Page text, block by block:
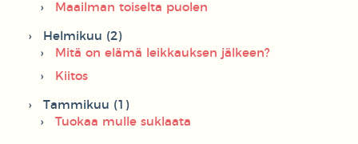
Maailman toiselta puolen
Helmikuu (2)
Mitä on elämä leikkauksen jälkeen?
Kiitos
Tammikuu (1)
Tuokaa mulle suklaata